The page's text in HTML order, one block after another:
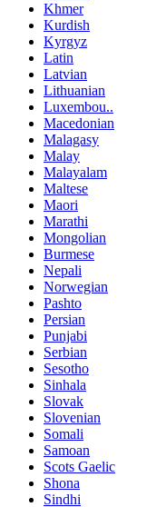
Khmer
Kurdish
Kyrgyz
Latin
Latvian
Lithuanian
Luxembou..
Macedonian
Malagasy
Malay
Malayalam
Maltese
Maori
Marathi
Mongolian
Burmese
Nepali
Norwegian
Pashto
Persian
Punjabi
Serbian
Sesotho
Sinhala
Slovak
Slovenian
Somali
Samoan
Scots Gaelic
Shona
Sindhi